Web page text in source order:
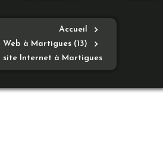
Accueil
à Martigues (13)
site Internet à Martigues